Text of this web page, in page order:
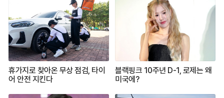
휴가지로 찾아온 무상 점검, 타이
어 안전 지킨다
블랙핑크 10주년 D-1, 로제는 왜
미국에?